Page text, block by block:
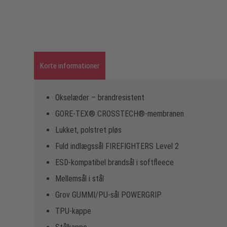
Korte informationer
Okselæder – brandresistent
GORE-TEX® CROSSTECH®-membranen
Lukket, polstret pløs
Fuld indlægssål FIREFIGHTERS Level 2
ESD-kompatibel brandsål i softfleece
Mellemsål i stål
Grov GUMMI/PU-sål POWERGRIP
TPU-kappe